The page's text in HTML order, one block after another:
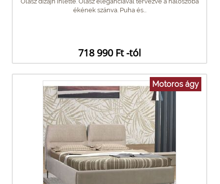
ékének szánva. Puha és...
718 990 Ft -tól
Motoros ágy